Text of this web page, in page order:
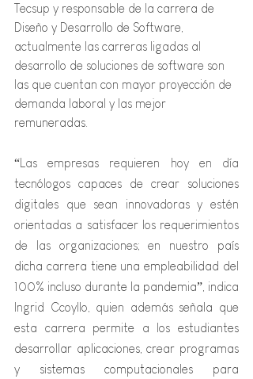
Tecsup y responsable de la carrera de
Diseño y Desarrollo de Software
actualmente las carreras ligadas al
desarrollo de soluciones de software son
las que cuentan con mayor proyección de
demanda laboral y las mejor
remuneradas.
“ Las empresas requieren hoy en día
tecnólogos capaces de crear soluciones
digitales que sean innovadoras y estén
orientadas a satisfacer los requerimientos
de las organizaciones; en nuestro país
dicha carrera tiene una empleabilidad del
100% incluso durante la pandemia”, indica
Ingrid Ccoyllo, quien además señala que
esta carrera permite a los estudiantes
desarrollar aplicaciones, crear programas
y sistemas computacionales para